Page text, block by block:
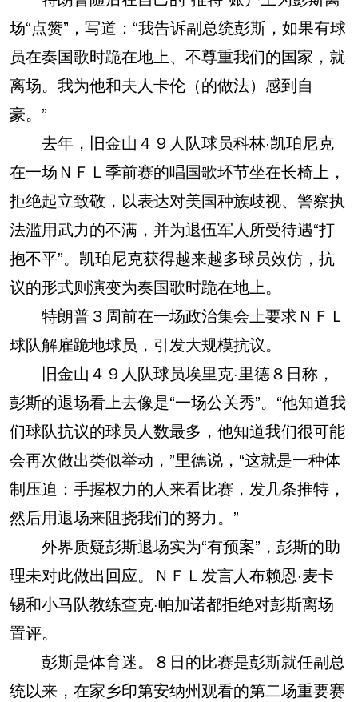
场“点赞”，写道：“我告诉副总统彭斯，如果有球
员在奏国歌时跪在地上、不尊重我们的国家，就
离场。我为他和夫人卡伦（的做法）感到自
豪。”
去年，旧金山４９人队球员科林·凯珀尼克
在一场ＮＦＬ季前赛的唱国歌环节坐在长椅上，
拒绝起立致敬，以表达对美国种族歧视、警察执
法滥用武力的不满，并为退伍军人所受待遇“打
抱不平”。凯珀尼克获得越来越多球员效仿，抗
议的形式则演变为奏国歌时跪在地上。
特朗普３周前在一场政治集会上要求ＮＦＬ
球队解雇跪地球员，引发大规模抗议。
旧金山４９人队球员埃里克·里德８日称，
彭斯的退场看上去像是“一场公关秀”。“他知道我
们球队抗议的球员人数最多，他知道我们很可能
会再次做出类似举动，”里德说，“这就是一种体
制压迫：手握权力的人来看比赛，发几条推特，
然后用退场来阻挠我们的努力。”
外界质疑彭斯退场实为“有预案”，彭斯的助
理未对此做出回应。ＮＦＬ发言人布赖恩·麦卡
锡和小马队教练查克·帕加诺都拒绝对彭斯离场
置评。
彭斯是体育迷。８日的比赛是彭斯就任副总
统以来，在家乡印第安纳州观看的第二场重要赛